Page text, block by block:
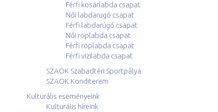
Férfi kosárlabda csapat
Női labdarugó csapat
Férfi labdarúgó csapat
Női röplabda csapat
Férfi röplabda csapat
Férfi vizilabda csapat
SZAOK Szabadtéri Sportpálya
SZAOK Konditerem
Kulturális eseményeink
Kulturális híreink